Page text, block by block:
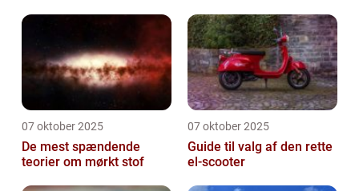
07 oktober 2025
De mest spændende
teorier om mørkt stof
07 oktober 2025
Guide til valg af den rette
el-scooter